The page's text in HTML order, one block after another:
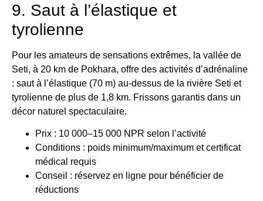
9. Saut à l’élastique et
tyrolienne
Pour les amateurs de sensations extrêmes, la vallée de
Seti, à 20 km de Pokhara, offre des activités d’adrénaline
: saut à l’élastique (70 m) au-dessus de la rivière Seti et
tyrolienne de plus de 1,8 km. Frissons garantis dans un
décor naturel spectaculaire.
Prix : 10 000–15 000 NPR selon l’activité
Conditions : poids minimum/maximum et certificat
médical requis
Conseil : réservez en ligne pour bénéficier de
réductions